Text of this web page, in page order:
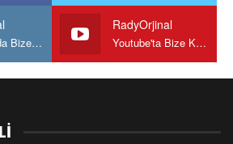
Instagram'da Bize katılın
RadyOrjinal
Youtube'ta Bize Katılın